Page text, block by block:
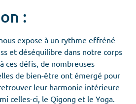
:
expose à un rythme effréné
et déséquilibre dans notre corps
ces défis, de nombreuses
de bien-être ont émergé pour
leur harmonie intérieure
celles-ci, le Qigong et le Yoga.